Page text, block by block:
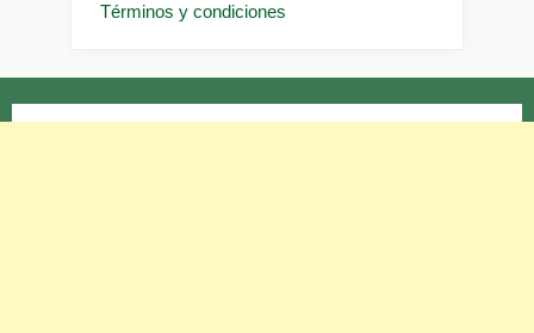
Términos y condiciones